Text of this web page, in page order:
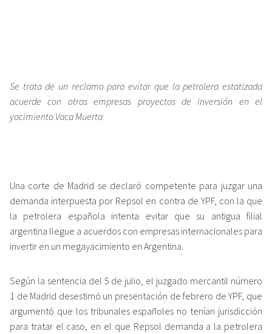
Se trata de un reclamo para evitar que la petrolera estatizada
acuerde con otras empresas proyectos de inversión en el
yacimiento Vaca Muerta
Una corte de Madrid se declaró competente para juzgar una
demanda interpuesta por Repsol en contra de YPF, con la que
la petrolera española intenta evitar que su antigua filial
argentina llegue a acuerdos con empresas internacionales para
invertir en un megayacimiento en Argentina.
Según la sentencia del 5 de julio, el juzgado mercantil número
1 de Madrid desestimó un presentación de febrero de YPF, que
argumentó que los tribunales españoles no tenían jurisdicción
para tratar el caso, en el que Repsol demanda a la petrolera